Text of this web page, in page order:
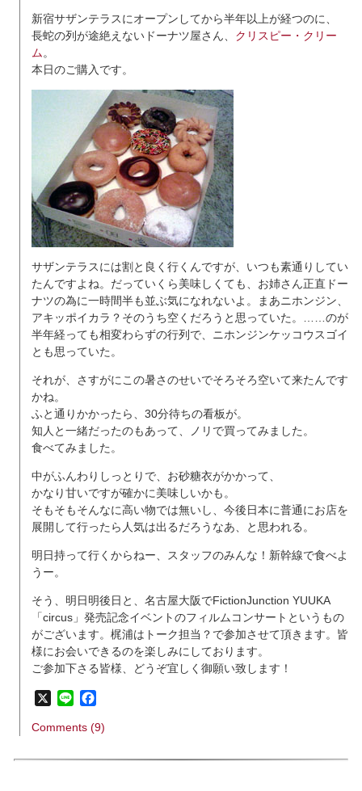
新宿サザンテラスにオープンしてから半年以上が経つのに、
長蛇の列が途絶えないドーナツ屋さん、 クリスピー・クリー
ム。
本日のご購入です。
サザンテラスには割と良く行くんですが、いつも素通りしてい
たんですよね。だっていくら美味しくても、お姉さん正直ドー
ナツの為に一時間半も並ぶ気になれないよ。まあニホンジン、
アキッポイカラ？そのうち空くだろうと思っていた。……のが
半年経っても相変わらずの行列で、ニホンジンケッコウスゴイ
とも思っていた。
それが、さすがにこの暑さのせいでそろそろ空いて来たんです
かね。
ふと通りかかったら、30分待ちの看板が。
知人と一緒だったのもあって、ノリで買ってみました。
食べてみました。
中がふんわりしっとりで、お砂糖衣がかかって、
かなり甘いですが確かに美味しいかも。
そもそもそんなに高い物では無いし、今後日本に普通にお店を
展開して行ったら人気は出るだろうなあ、と思われる。
明日持って行くからねー、スタッフのみんな！新幹線で食べよ
うー。
そう、明日明後日と、名古屋大阪でFictionJunction YUUKA
「circus」発売記念イベントのフィルムコンサートというもの
がございます。梶浦はトーク担当？で参加させて頂きます。皆
様にお会いできるのを楽しみにしております。
ご参加下さる皆様、どうぞ宜しく御願い致します！
X Line
Comments (9)